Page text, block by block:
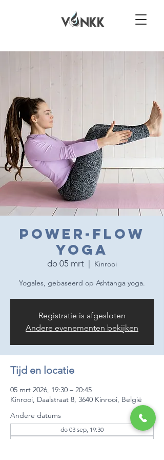
Power-flow
yoga
do 05 mrt Kinrooi
Yogales, gebaseerd op Ashtanga yoga.
Registratie is afgesloten
Andere evenementen bekijken
Tijd en locatie
05 mrt 2026, 19:30 – 20:45
Kinrooi, Daalstraat 8, 3640 Kinrooi, België
Andere datums
do 03 sep, 19:30